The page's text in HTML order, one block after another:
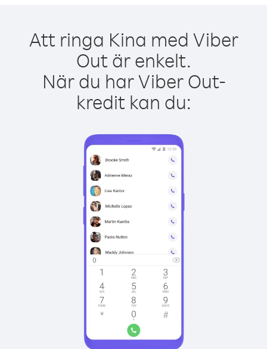
Att ringa Kina med Viber
Out är enkelt.
När du har Viber Out-
kredit kan du: